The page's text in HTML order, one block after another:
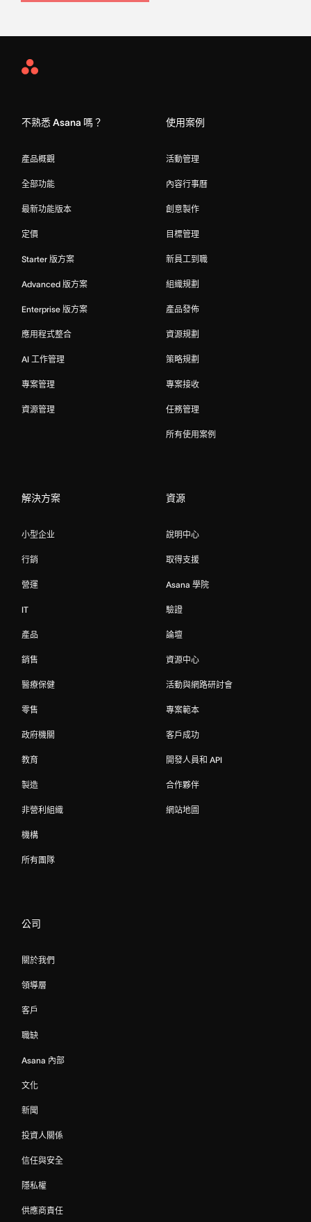
Asana
不熟悉 Asana 嗎？
產品概觀
全部功能
最新功能版本
定價
Starter 版方案
Advanced 版方案
Enterprise 版方案
應用程式整合
AI 工作管理
專案管理
資源管理
使用案例
活動管理
內容行事曆
創意製作
目標管理
新員工到職
組織規劃
產品發佈
資源規劃
策略規劃
專案接收
任務管理
所有使用案例
解決方案
小型企业
行銷
營運
IT
產品
銷售
醫療保健
零售
政府機關
教育
製造
非營利組織
機構
所有團隊
資源
說明中心
取得支援
Asana 學院
驗證
論壇
資源中心
活動與網路研討會
專案範本
客戶成功
開發人員和 API
合作夥伴
網站地圖
公司
關於我們
領導層
客戶
職缺
Asana 內部
文化
新聞
投資人關係
信任與安全
隱私權
供應商責任